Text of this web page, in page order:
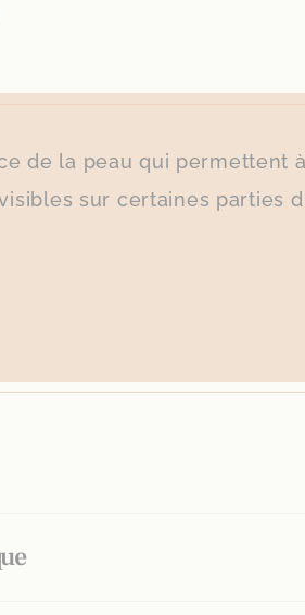
de la peau qui permettent
sur certaines parties